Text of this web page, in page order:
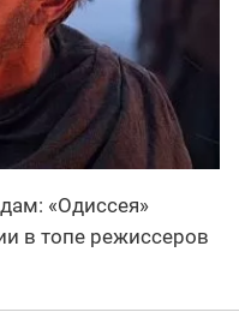
«Одиссея»
в топе режиссеров